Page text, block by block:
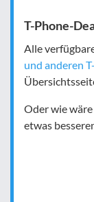
T-Phone-
Alle
und anderen
Oder wie
etwas